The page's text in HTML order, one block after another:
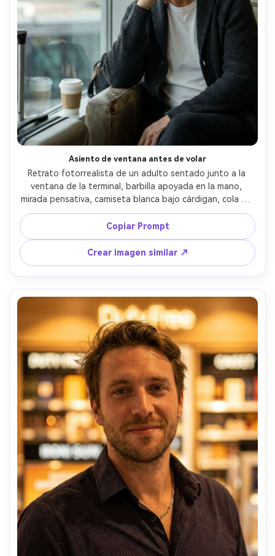
Asiento de ventana antes de volar
Retrato fotorrealista de un adulto sentado junto a la
ventana de la terminal, barbilla apoyada en la mano,
mirada pensativa, camiseta blanca bajo cárdigan, cola de
avión desenfocada afuera, luz diurna suave con relleno
sutil de reflejos, Sony A7IV, 85mm f/1.8, encuadre cerrado,
ambiente introvertido y sereno, textura real de piel,
sombras naturales, alta resolución, enfoque nítido,
gradación cinematográfica suave --ar 4:5
Copiar Prompt
Crear imagen similar ↗